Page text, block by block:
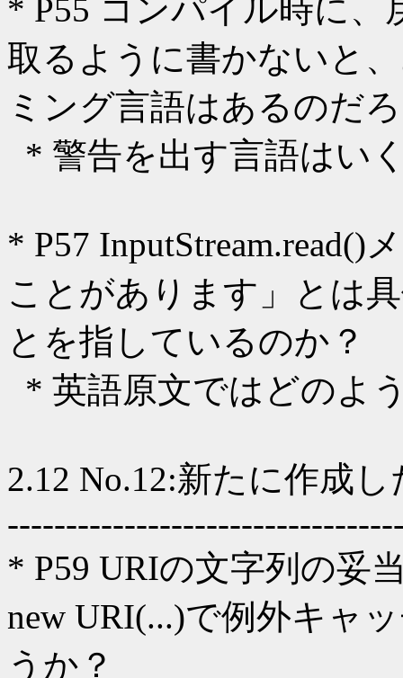
* P55 コンパイル時に
取るように書かないと
ミング言語はあるのだ
* 警告を出す言語はい
* P57
ことがあります」とは
とを指しているのか？
* 英語原文ではどのよ
2.12 No.12:新たに作成
* P59 URIの文字列の妥
new URI(...)で例外キャ
うか？